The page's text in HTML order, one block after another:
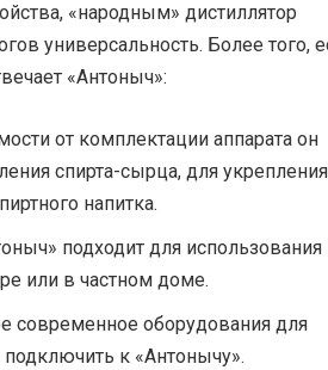
«народным» дистиллятор
универсальность. Более того,
«Антоныч»:
от комплектации аппарата он
спирта-сырца, для укрепления
напитка.
подходит для использования
или в частном доме.
современное оборудования для
к «Антонычу».